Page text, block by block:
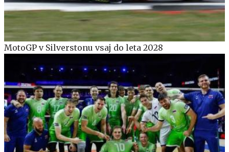
MotoGP v Silverstonu vsaj do leta 2028